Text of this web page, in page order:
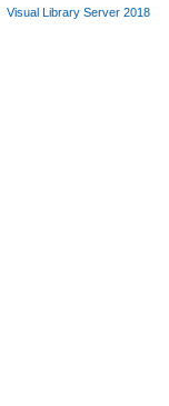
Visual Library Server 2018